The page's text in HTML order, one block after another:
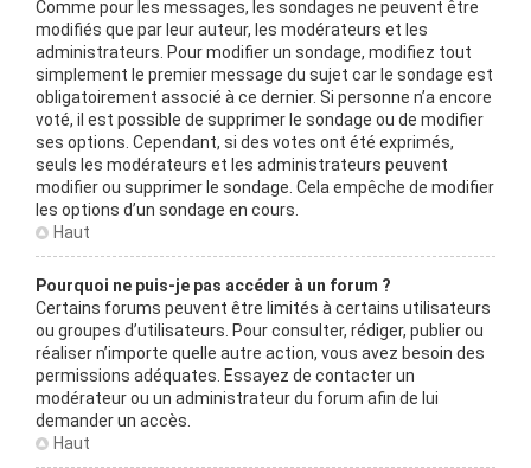
Comme pour les messages, les sondages ne peuvent être
modifiés que par leur auteur, les modérateurs et les
administrateurs. Pour modifier un sondage, modifiez tout
simplement le premier message du sujet car le sondage est
obligatoirement associé à ce dernier. Si personne n’a encore
voté, il est possible de supprimer le sondage ou de modifier
ses options. Cependant, si des votes ont été exprimés,
seuls les modérateurs et les administrateurs peuvent
modifier ou supprimer le sondage. Cela empêche de modifier
les options d’un sondage en cours.
Haut
Pourquoi ne puis-je pas accéder à un forum ?
Certains forums peuvent être limités à certains utilisateurs
ou groupes d’utilisateurs. Pour consulter, rédiger, publier ou
réaliser n’importe quelle autre action, vous avez besoin des
permissions adéquates. Essayez de contacter un
modérateur ou un administrateur du forum afin de lui
demander un accès.
Haut